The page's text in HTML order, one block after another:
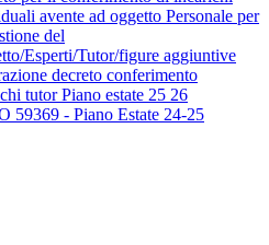
avente ad oggetto Personale per
del
Esperti/Tutor/figure aggiuntive
decreto conferimento
tutor Piano estate 25 26
59369 - Piano Estate 24-25